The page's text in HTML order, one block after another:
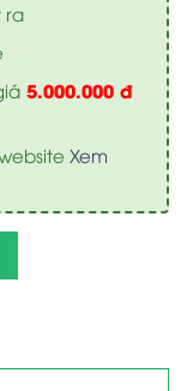
ra
5.000.000 đ
Xem